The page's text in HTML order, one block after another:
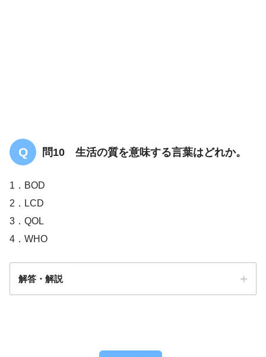
問10 生活の質を意味する言葉はどれか。
1．BOD
2．LCD
3．QOL
4．WHO
解答・解説